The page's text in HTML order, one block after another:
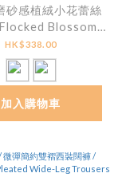
砂感植絨小花蕾絲
Blossom
Maxi Skirt
HK$338.00
加入購物車